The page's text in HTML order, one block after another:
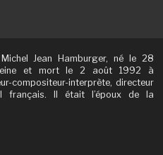
Jean Hamburger, né le 28
et mort le 2 août 1992 à
compositeur-interprète, directeur
français. Il était l’époux de la